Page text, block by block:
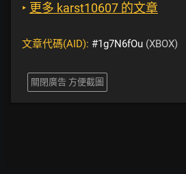
‣ 更多 karst10607 的文章
文章代碼(AID): #1g7N6fOu (XBOX)
關閉廣告 方便截圖